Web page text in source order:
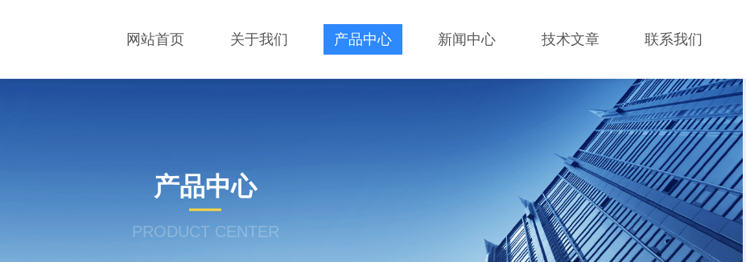
网站首页 关于我们 产品中心 新闻中心 技术文章 联系我们
产品中心
PRODUCT CENTER